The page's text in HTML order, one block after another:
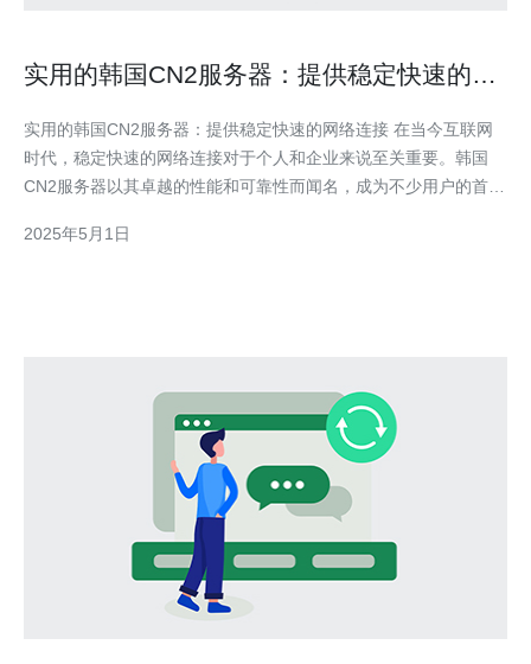
实用的韩国CN2服务器：提供稳定快速的网
实用的韩国CN2服务器：提供稳定快速的网络连接 在当今互联网
时代，稳定快速的网络连接对于个人和企业来说至关重要。韩国
CN2服务器以其卓越的性能和可靠性而闻名，成为不少用户的首
么选择它能够提供出色的网络体验。 韩国CN2服务器是指位于韩
2025年5月1日